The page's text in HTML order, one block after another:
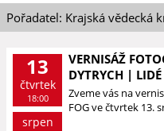
Pořadatel: Krajská vědecká
13
čtvrtek
18:00
srpen
VERNISÁŽ
DYTRYCH |
Zveme vás na
FOG ve čtvrtek 13.